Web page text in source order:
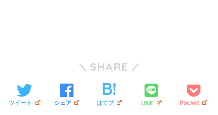
SHARE
ツイート シェア はてブ LINE Pocket